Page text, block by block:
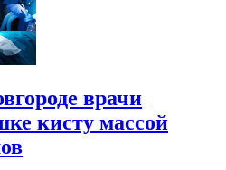
врачи
кисту массой